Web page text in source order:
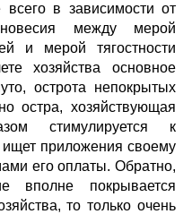
всего в зависимости от
между мерой
и мерой тягостности
хозяйства основное
острота непокрытых
остра, хозяйствующая
стимулируется к
приложения своему
его оплаты. Обратно,
вполне покрывается
то только очень